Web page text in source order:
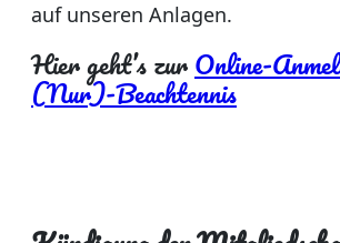
auf unseren Anlagen.
Hier geht’s zurOnline-
(Nur)-Beachtennis